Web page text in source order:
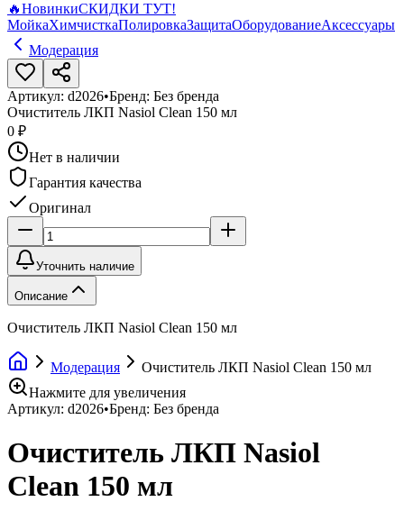
🔥НовинкиСКИДКИ ТУТ!
МойкаХимчисткаПолировкаЗащитаОборудованиеАксессуары
Модерация
Артикул: d2026•Бренд: Без бренда
Очиститель ЛКП Nasiol Clean 150 мл
0 ₽
Нет в наличии
Гарантия качества
Оригинал
Уточнить наличие
Описание
Очиститель ЛКП Nasiol Clean 150 мл
Модерация
Очиститель ЛКП Nasiol Clean 150 мл
Нажмите для увеличения
Артикул: d2026•Бренд: Без бренда
Очиститель ЛКП Nasiol
Clean 150 мл